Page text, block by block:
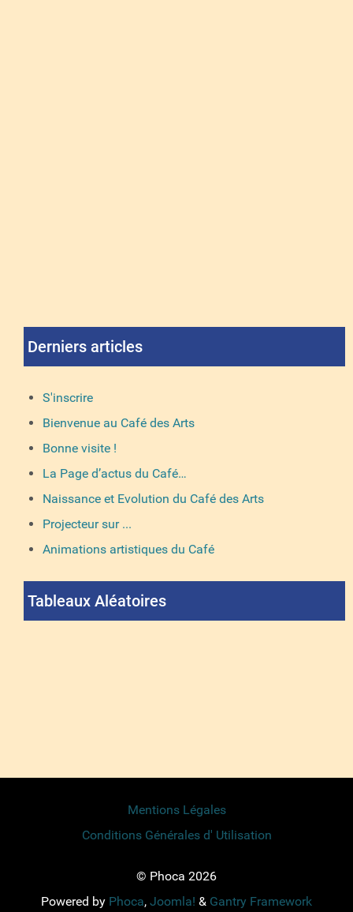
Derniers articles
S'inscrire
Bienvenue au Café des Arts
Bonne visite !
La Page d’actus du Café…
Naissance et Evolution du Café des Arts
Projecteur sur ...
Animations artistiques du Café
Tableaux Aléatoires
Mentions Légales
Conditions Générales d' Utilisation
© Phoca 2026
Powered by Phoca, Joomla! & Gantry Framework